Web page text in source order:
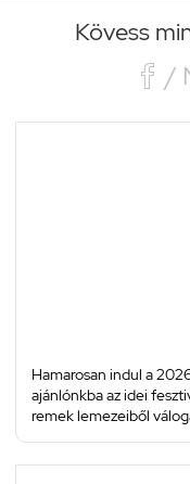
Kövess
 /
Hamarosan indul a
ajánlónkba az idei
remek lemezeiből